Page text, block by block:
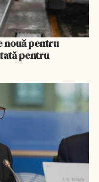
nouă pentru
pentru